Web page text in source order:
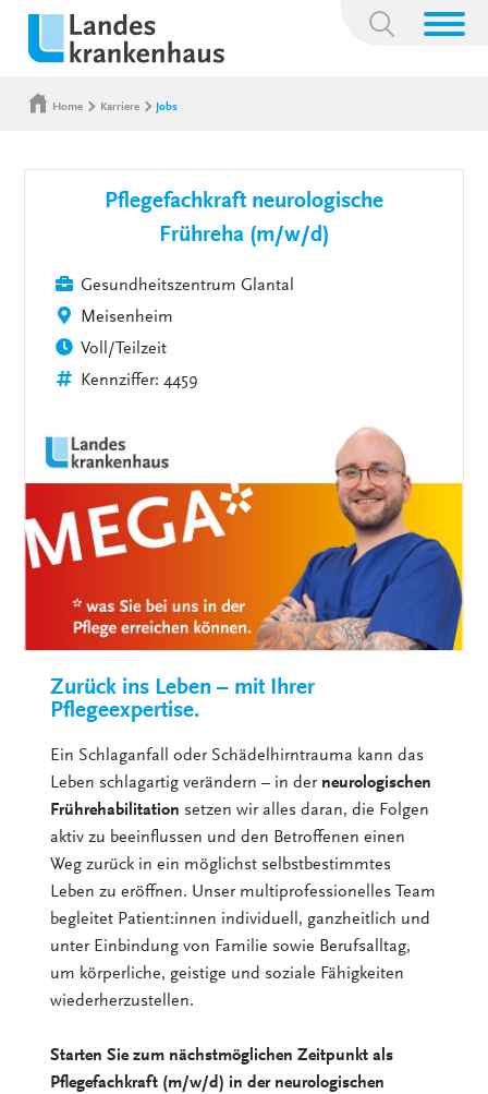
Suchbegriff:
Home Karriere Jobs
Pflegefachkraft neurologische
Frühreha (m/w/d)
Gesundheitszentrum Glantal
Meisenheim
Voll/Teilzeit
Kennziffer: 4459
Zurück ins Leben – mit Ihrer
Pflegeexpertise.
Ein Schlaganfall oder Schädelhirntrauma kann das
Leben schlagartig verändern – in der neurologischen
Frührehabilitation setzen wir alles daran, die Folgen
aktiv zu beeinflussen und den Betroffenen einen
Weg zurück in ein möglichst selbstbestimmtes
Leben zu eröffnen. Unser multiprofessionelles Team
begleitet Patient:innen individuell, ganzheitlich und
unter Einbindung von Familie sowie Berufsalltag,
um körperliche, geistige und soziale Fähigkeiten
wiederherzustellen.
Starten Sie zum nächstmöglichen Zeitpunkt als
Pflegefachkraft (m/w/d) in der neurologischen